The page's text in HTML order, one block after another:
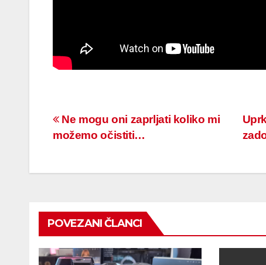
Navigacija
Ne mogu oni zaprljati koliko mi
možemo očistiti…
POVEZANI ČLANCI